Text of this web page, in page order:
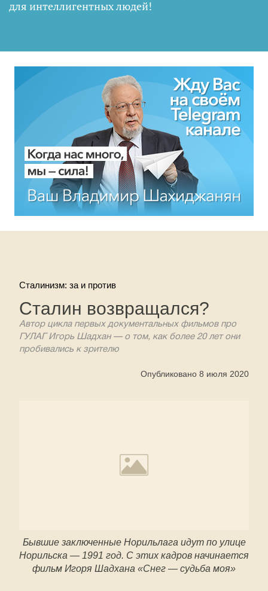
для интеллигентных людей!
Сталинизм: за и против
Сталин возвращался?
Автор цикла первых документальных фильмов про
ГУЛАГ Игорь Шадхан — о том, как более 20 лет они
пробивались к зрителю
Опубликовано 8 июля 2020
Бывшие заключенные Норильлага идут по улице
Норильска — 1991 год. С этих кадров начинается
фильм Игоря Шадхана «Снег — судьба моя»